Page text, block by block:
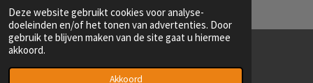
Deze website gebruikt cookies voor analyse-
doeleinden en/of het tonen van advertenties. Door
gebruik te blijven maken van de site gaat u hiermee
akkoord.
Akkoord
© 2022 - 2026 Fotoclub 't Klikske